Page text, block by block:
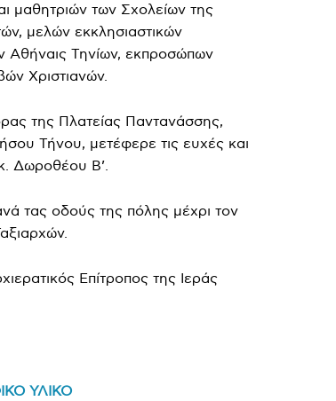
μαθητριών των Σχολείων της
μελών εκκλησιαστικών
Αθήναις Τηνίων, εκπροσώπων
Χριστιανών.
της Πλατείας Παντανάσσης,
Τήνου, μετέφερε τις ευχές και
Δωροθέου Β’.
τας οδούς της πόλης μέχρι τον
Επίτροπος της Ιεράς
ΥΛΙΚΟ